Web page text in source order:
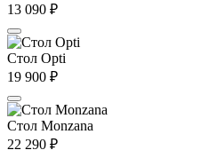
13 090 ₽
Стол Opti
19 900 ₽
Стол Monzana
22 290 ₽